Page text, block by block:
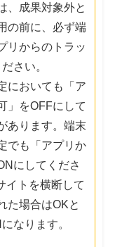
、成果対象外と
の前に、必ず端
リからのトラッ
さい。
においても「ア
」をOFFにして
あります。端末
でも「アプリか
にしてくださ
イトを横断して
た場合はOKと
なります。